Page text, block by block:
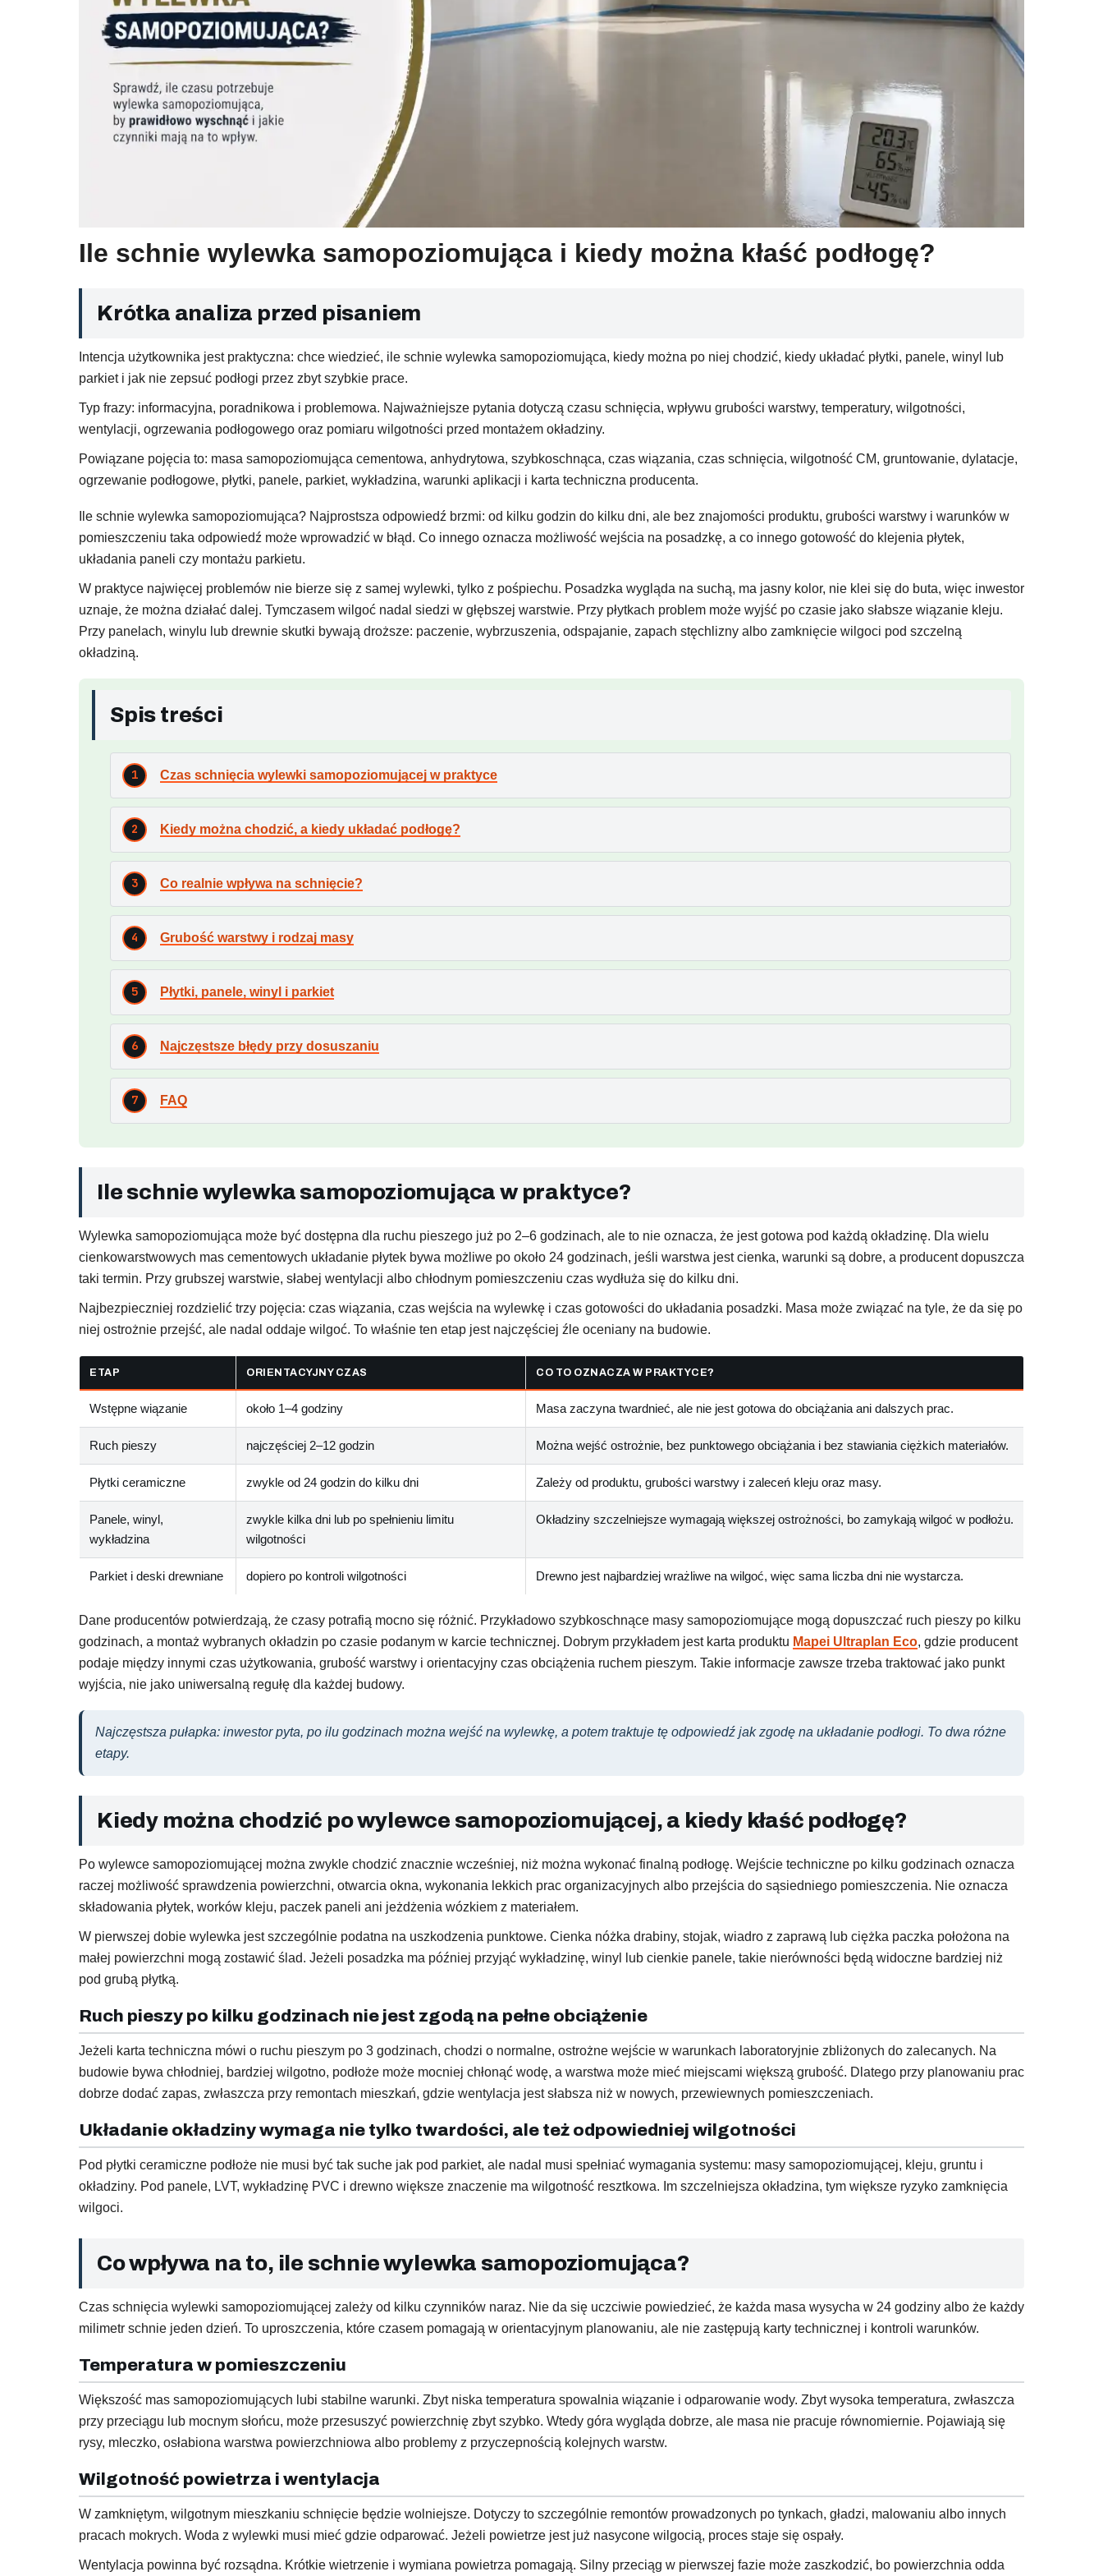
Ile schnie wylewka samopoziomująca i kiedy można kłaść podłogę?
Krótka analiza przed pisaniem
Intencja użytkownika jest praktyczna: chce wiedzieć, ile schnie wylewka samopoziomująca, kiedy można po niej chodzić, kiedy układać płytki, panele, winyl lub
parkiet i jak nie zepsuć podłogi przez zbyt szybkie prace.
Typ frazy: informacyjna, poradnikowa i problemowa. Najważniejsze pytania dotyczą czasu schnięcia, wpływu grubości warstwy, temperatury, wilgotności,
wentylacji, ogrzewania podłogowego oraz pomiaru wilgotności przed montażem okładziny.
Powiązane pojęcia to: masa samopoziomująca cementowa, anhydrytowa, szybkoschnąca, czas wiązania, czas schnięcia, wilgotność CM, gruntowanie, dylatacje,
ogrzewanie podłogowe, płytki, panele, parkiet, wykładzina, warunki aplikacji i karta techniczna producenta.
Ile schnie wylewka samopoziomująca? Najprostsza odpowiedź brzmi: od kilku godzin do kilku dni, ale bez znajomości produktu, grubości warstwy i warunków w
pomieszczeniu taka odpowiedź może wprowadzić w błąd. Co innego oznacza możliwość wejścia na posadzkę, a co innego gotowość do klejenia płytek,
układania paneli czy montażu parkietu.
W praktyce najwięcej problemów nie bierze się z samej wylewki, tylko z pośpiechu. Posadzka wygląda na suchą, ma jasny kolor, nie klei się do buta, więc inwestor
uznaje, że można działać dalej. Tymczasem wilgoć nadal siedzi w głębszej warstwie. Przy płytkach problem może wyjść po czasie jako słabsze wiązanie kleju.
Przy panelach, winylu lub drewnie skutki bywają droższe: paczenie, wybrzuszenia, odspajanie, zapach stęchlizny albo zamknięcie wilgoci pod szczelną
okładziną.
Spis treści
Czas schnięcia wylewki samopoziomującej w praktyce
Kiedy można chodzić, a kiedy układać podłogę?
Co realnie wpływa na schnięcie?
Grubość warstwy i rodzaj masy
Płytki, panele, winyl i parkiet
Najczęstsze błędy przy dosuszaniu
FAQ
Ile schnie wylewka samopoziomująca w praktyce?
Wylewka samopoziomująca może być dostępna dla ruchu pieszego już po 2–6 godzinach, ale to nie oznacza, że jest gotowa pod każdą okładzinę. Dla wielu
cienkowarstwowych mas cementowych układanie płytek bywa możliwe po około 24 godzinach, jeśli warstwa jest cienka, warunki są dobre, a producent dopuszcza
taki termin. Przy grubszej warstwie, słabej wentylacji albo chłodnym pomieszczeniu czas wydłuża się do kilku dni.
Najbezpieczniej rozdzielić trzy pojęcia: czas wiązania, czas wejścia na wylewkę i czas gotowości do układania posadzki. Masa może związać na tyle, że da się po
niej ostrożnie przejść, ale nadal oddaje wilgoć. To właśnie ten etap jest najczęściej źle oceniany na budowie.
ETAP ORIENTACYJNY CZAS CO TO OZNACZA W PRAKTYCE?
Wstępne wiązanie około 1–4 godziny Masa zaczyna twardnieć, ale nie jest gotowa do obciążania ani dalszych prac.
Ruch pieszy najczęściej 2–12 godzin Można wejść ostrożnie, bez punktowego obciążania i bez stawiania ciężkich materiałów.
Płytki ceramiczne zwykle od 24 godzin do kilku dni Zależy od produktu, grubości warstwy i zaleceń kleju oraz masy.
Panele, winyl,
wykładzina
zwykle kilka dni lub po spełnieniu limitu
wilgotności
Okładziny szczelniejsze wymagają większej ostrożności, bo zamykają wilgoć w podłożu.
Parkiet i deski drewniane dopiero po kontroli wilgotności Drewno jest najbardziej wrażliwe na wilgoć, więc sama liczba dni nie wystarcza.
Dane producentów potwierdzają, że czasy potrafią mocno się różnić. Przykładowo szybkoschnące masy samopoziomujące mogą dopuszczać ruch pieszy po kilku
godzinach, a montaż wybranych okładzin po czasie podanym w karcie technicznej. Dobrym przykładem jest karta produktu Mapei Ultraplan Eco, gdzie producent
podaje między innymi czas użytkowania, grubość warstwy i orientacyjny czas obciążenia ruchem pieszym. Takie informacje zawsze trzeba traktować jako punkt
wyjścia, nie jako uniwersalną regułę dla każdej budowy.
Najczęstsza pułapka: inwestor pyta, po ilu godzinach można wejść na wylewkę, a potem traktuje tę odpowiedź jak zgodę na układanie podłogi. To dwa różne
etapy.
Kiedy można chodzić po wylewce samopoziomującej, a kiedy kłaść podłogę?
Po wylewce samopoziomującej można zwykle chodzić znacznie wcześniej, niż można wykonać finalną podłogę. Wejście techniczne po kilku godzinach oznacza
raczej możliwość sprawdzenia powierzchni, otwarcia okna, wykonania lekkich prac organizacyjnych albo przejścia do sąsiedniego pomieszczenia. Nie oznacza
składowania płytek, worków kleju, paczek paneli ani jeżdżenia wózkiem z materiałem.
W pierwszej dobie wylewka jest szczególnie podatna na uszkodzenia punktowe. Cienka nóżka drabiny, stojak, wiadro z zaprawą lub ciężka paczka położona na
małej powierzchni mogą zostawić ślad. Jeżeli posadzka ma później przyjąć wykładzinę, winyl lub cienkie panele, takie nierówności będą widoczne bardziej niż
pod grubą płytką.
Ruch pieszy po kilku godzinach nie jest zgodą na pełne obciążenie
Jeżeli karta techniczna mówi o ruchu pieszym po 3 godzinach, chodzi o normalne, ostrożne wejście w warunkach laboratoryjnie zbliżonych do zalecanych. Na
budowie bywa chłodniej, bardziej wilgotno, podłoże może mocniej chłonąć wodę, a warstwa może mieć miejscami większą grubość. Dlatego przy planowaniu prac
dobrze dodać zapas, zwłaszcza przy remontach mieszkań, gdzie wentylacja jest słabsza niż w nowych, przewiewnych pomieszczeniach.
Układanie okładziny wymaga nie tylko twardości, ale też odpowiedniej wilgotności
Pod płytki ceramiczne podłoże nie musi być tak suche jak pod parkiet, ale nadal musi spełniać wymagania systemu: masy samopoziomującej, kleju, gruntu i
okładziny. Pod panele, LVT, wykładzinę PVC i drewno większe znaczenie ma wilgotność resztkowa. Im szczelniejsza okładzina, tym większe ryzyko zamknięcia
wilgoci.
Co wpływa na to, ile schnie wylewka samopoziomująca?
Czas schnięcia wylewki samopoziomującej zależy od kilku czynników naraz. Nie da się uczciwie powiedzieć, że każda masa wysycha w 24 godziny albo że każdy
milimetr schnie jeden dzień. To uproszczenia, które czasem pomagają w orientacyjnym planowaniu, ale nie zastępują karty technicznej i kontroli warunków.
Temperatura w pomieszczeniu
Większość mas samopoziomujących lubi stabilne warunki. Zbyt niska temperatura spowalnia wiązanie i odparowanie wody. Zbyt wysoka temperatura, zwłaszcza
przy przeciągu lub mocnym słońcu, może przesuszyć powierzchnię zbyt szybko. Wtedy góra wygląda dobrze, ale masa nie pracuje równomiernie. Pojawiają się
rysy, mleczko, osłabiona warstwa powierzchniowa albo problemy z przyczepnością kolejnych warstw.
Wilgotność powietrza i wentylacja
W zamkniętym, wilgotnym mieszkaniu schnięcie będzie wolniejsze. Dotyczy to szczególnie remontów prowadzonych po tynkach, gładzi, malowaniu albo innych
pracach mokrych. Woda z wylewki musi mieć gdzie odparować. Jeżeli powietrze jest już nasycone wilgocią, proces staje się ospały.
Wentylacja powinna być rozsądna. Krótkie wietrzenie i wymiana powietrza pomagają. Silny przeciąg w pierwszej fazie może zaszkodzić, bo powierzchnia odda